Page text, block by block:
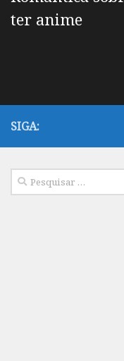
ter anime
SIGA:
Pesquisar
por: